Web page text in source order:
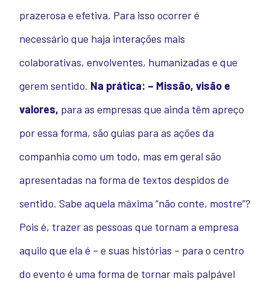
prazerosa e efetiva. Para isso ocorrer é
necessário que haja interações mais
colaborativas, envolventes, humanizadas e que
gerem sentido. Na prática: – Missão, visão e
valores, para as empresas que ainda têm apreço
por essa forma, são guias para as ações da
companhia como um todo, mas em geral são
apresentadas na forma de textos despidos de
sentido. Sabe aquela máxima “não conte, mostre”?
Pois é, trazer as pessoas que tornam a empresa
aquilo que ela é – e suas histórias – para o centro
do evento é uma forma de tornar mais palpável